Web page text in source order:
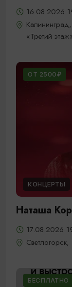
16.08.2026
«Третий
ОТ 2500₽
КОНЦЕРТЫ
Наташа
17.08.2026
БЕСПЛАТНО